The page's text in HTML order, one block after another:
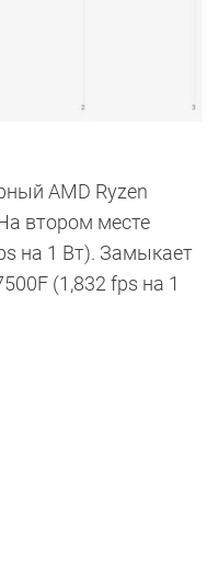
AMD Ryzen
втором месте
на 1 Вт). Замыкает
(1,832 fps на 1